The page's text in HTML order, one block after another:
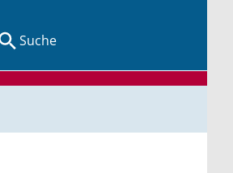
Suche